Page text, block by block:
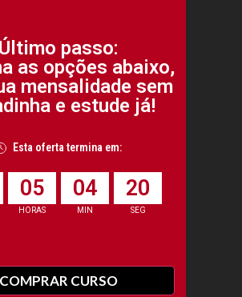
Último passo:
as opções abaixo,
mensalidade sem
e estude já!
Esta oferta termina em:
05
HORAS
04
MIN
19
SEG
COMPRAR CURSO